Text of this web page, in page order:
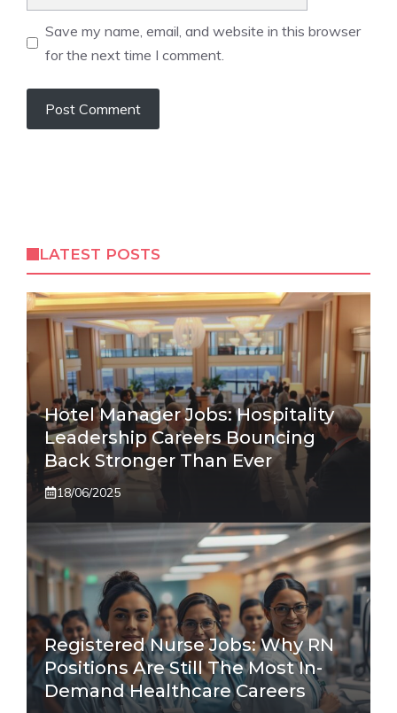
Save my name, email, and website in this browser
for the next time I comment.
LATEST POSTS
Hotel Manager Jobs: Hospitality
Leadership Careers Bouncing
Back Stronger Than Ever
18/06/2025
Registered Nurse Jobs: Why RN
Positions Are Still The Most In-
Demand Healthcare Careers